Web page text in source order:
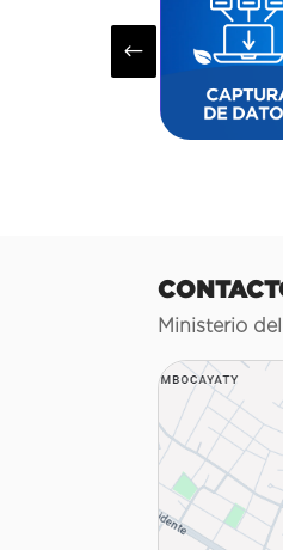
#
Ministerio